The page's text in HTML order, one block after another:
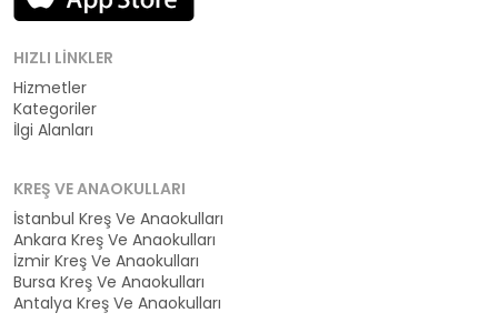
HIZLI LINKLER
Hizmetler
Kategoriler
İlgi Alanları
KREŞ VE ANAOKULLARI
İstanbul Kreş Ve Anaokulları
Ankara Kreş Ve Anaokulları
İzmir Kreş Ve Anaokulları
Bursa Kreş Ve Anaokulları
Antalya Kreş Ve Anaokulları